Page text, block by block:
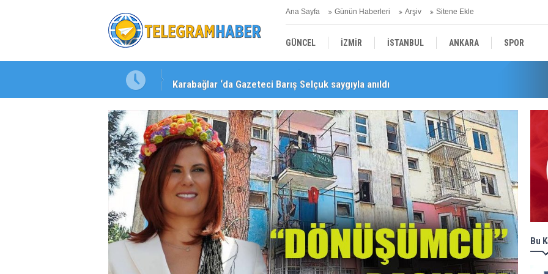
Ana Sayfa Günün Haberleri Arşiv Sitene Ekle
GÜNCEL İZMİR İSTANBUL ANKARA SPOR
YEREL SAĞLIK
Karabağlar ‘da Gazeteci Barış Selçuk saygıyla anıldı
Bu